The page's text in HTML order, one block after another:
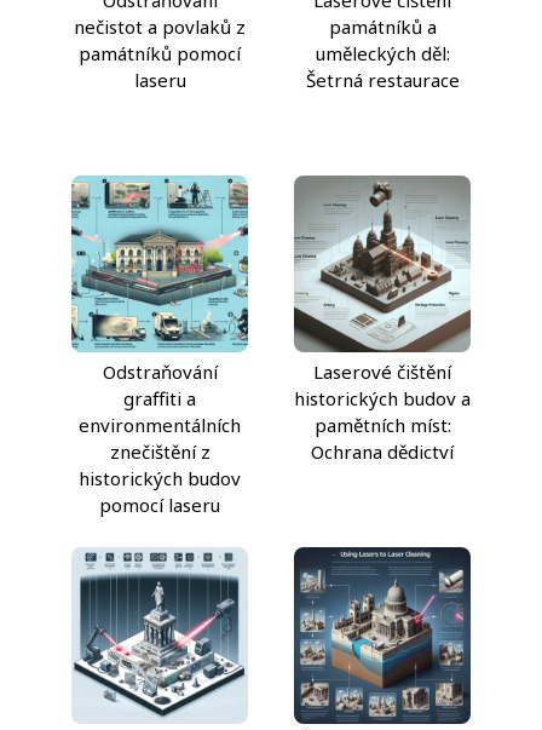
nečistot a povlaků z
památníků pomocí
laseru
památníků a
uměleckých děl:
Šetrná restaurace
Odstraňování
graffiti a
environmentálních
znečištění z
historických budov
pomocí laseru
Laserové čištění
historických budov a
pamětních míst:
Ochrana dědictví